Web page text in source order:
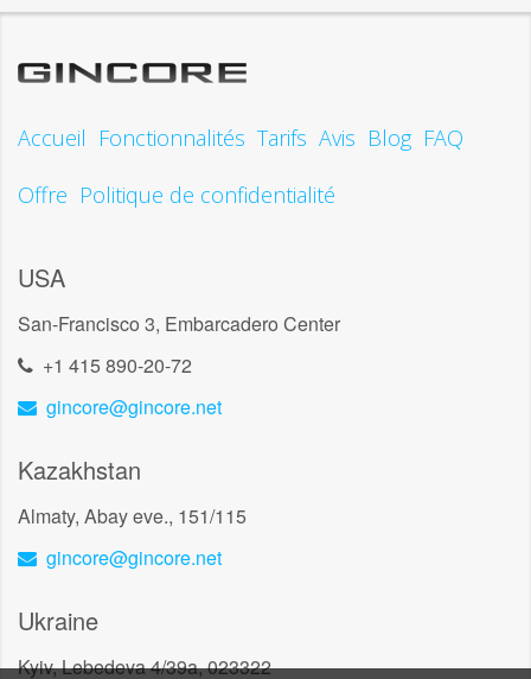
Accueil Fonctionnalités Tarifs Avis Blog FAQ
Offre Politique de confidentialité
USA
San-Francisco 3, Embarcadero Center
+1 415 890-20-72
gincore@gincore.net
Kazakhstan
Almaty, Abay eve., 151/115
gincore@gincore.net
Ukraine
Kyiv, Lebedeva 4/39a, 023322